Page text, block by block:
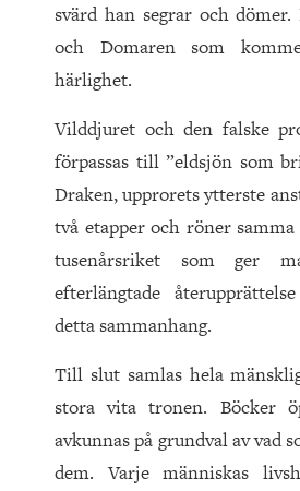
svärd han segrar och
och Domaren som
härlighet.
Vilddjuret och den falske
förpassas till ”eldsjön som
Draken, upprorets ytterste
två etapper och röner
tusenårsriket som ger
efterlängtade
detta sammanhang.
Till slut samlas hela
stora vita tronen. Böcker
avkunnas på grundval av vad
dem. Varje människas